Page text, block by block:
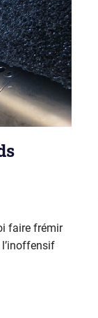
faire frémir